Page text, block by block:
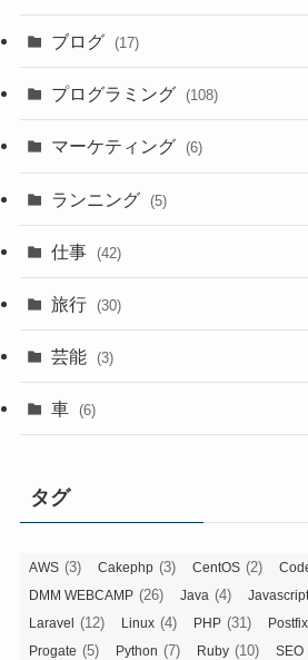
ブログ (17)
プログラミング (108)
マーケティング (6)
ランニング (5)
仕事 (42)
旅行 (30)
芸能 (3)
車 (6)
タグ
AWS (3) Cakephp (3) CentOS (2)
DMM WEBCAMP (26) Java (4) Javascript
Laravel (12) Linux (4) PHP (31) Postfix
Progate (5) Python (7) Ruby (10) SEO